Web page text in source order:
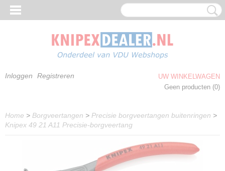
Inloggen Registreren
UW WINKELWAGEN
Geen producten (0)
Home > Borgveertangen > Precisie borgveertangen buitenringen >
Knipex 49 21 A11 Precisie-borgveertang